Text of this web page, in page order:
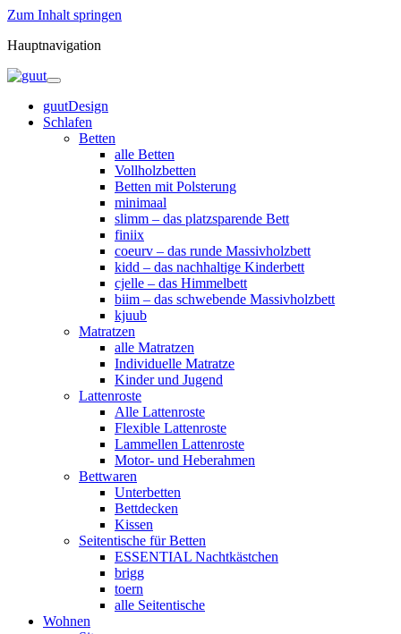
Zum Inhalt springen
Hauptnavigation
guutDesign
Schlafen
Betten
alle Betten
Vollholzbetten
Betten mit Polsterung
minimaal
slimm – das platzsparende Bett
finiix
coeurv – das runde Massivholzbett
kidd – das nachhaltige Kinderbett
cjelle – das Himmelbett
biim – das schwebende Massivholzbett
kjuub
Matratzen
alle Matratzen
Individuelle Matratze
Kinder und Jugend
Lattenroste
Alle Lattenroste
Flexible Lattenroste
Lammellen Lattenroste
Motor- und Heberahmen
Bettwaren
Unterbetten
Bettdecken
Kissen
Seitentische für Betten
ESSENTIAL Nachtkästchen
brigg
toern
alle Seitentische
Wohnen